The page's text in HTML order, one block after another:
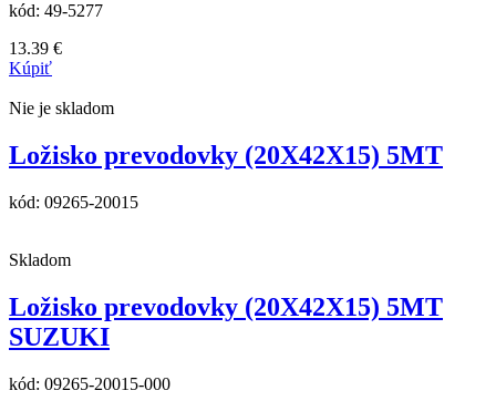
kód: 49-5277
13.39 €
Kúpiť
Nie je skladom
Ložisko prevodovky (20X42X15) 5MT
kód: 09265-20015
Skladom
Ložisko prevodovky (20X42X15) 5MT
SUZUKI
kód: 09265-20015-000